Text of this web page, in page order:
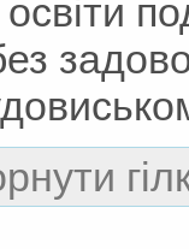
освіти